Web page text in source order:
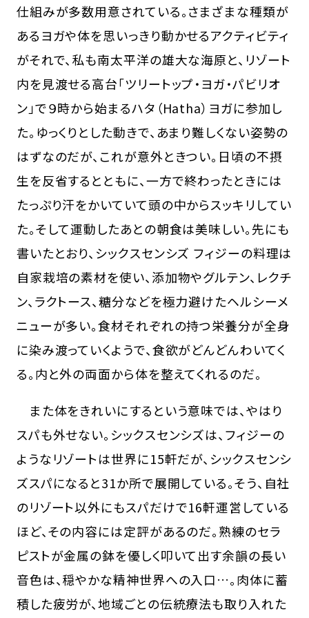
仕組みが多数用意されている。さまざまな種類が
あるヨガや体を思いっきり動かせるアクティビティ
がそれで、私も南太平洋の雄大な海原と、リゾート
内を見渡せる高台「ツリートップ・ヨガ・パビリオ
ン」で９時から始まるハタ（Hatha）ヨガに参加し
た。ゆっくりとした動きで、あまり難しくない姿勢の
はずなのだが、これが意外ときつい。日頃の不摂
生を反省するとともに、一方で終わったときには
たっぷり汗をかいていて頭の中からスッキリしてい
た。そして運動したあとの朝食は美味しい。先にも
書いたとおり、シックスセンシズ フィジーの料理は
自家栽培の素材を使い、添加物やグルテン、レクチ
ン、ラクトース、糖分などを極力避けたヘルシーメ
ニューが多い。食材それぞれの持つ栄養分が全身
に染み渡っていくようで、食欲がどんどんわいてく
る。内と外の両面から体を整えてくれるのだ。
また体をきれいにするという意味では、やはり
スパも外せない。シックスセンシズは、フィジーの
ようなリゾートは世界に15軒だが、シックスセンシ
ズスパになると31か所で展開している。そう、自社
のリゾート以外にもスパだけで16軒運営している
ほど、その内容には定評があるのだ。熟練のセラ
ピストが金属の鉢を優しく叩いて出す余韻の長い
音色は、穏やかな精神世界への入口…。肉体に蓄
積した疲労が、地域ごとの伝統療法も取り入れた